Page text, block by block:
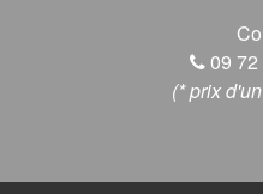
09 72
(* prix